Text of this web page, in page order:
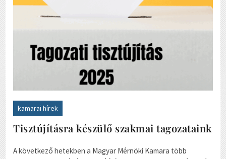
kamarai hírek
Tisztújításra készülő szakmai tagozataink
A következő hetekben a Magyar Mérnöki Kamara több